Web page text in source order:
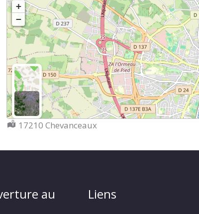
+
−
Localisation :
17210 Chevanceaux
au
Liens